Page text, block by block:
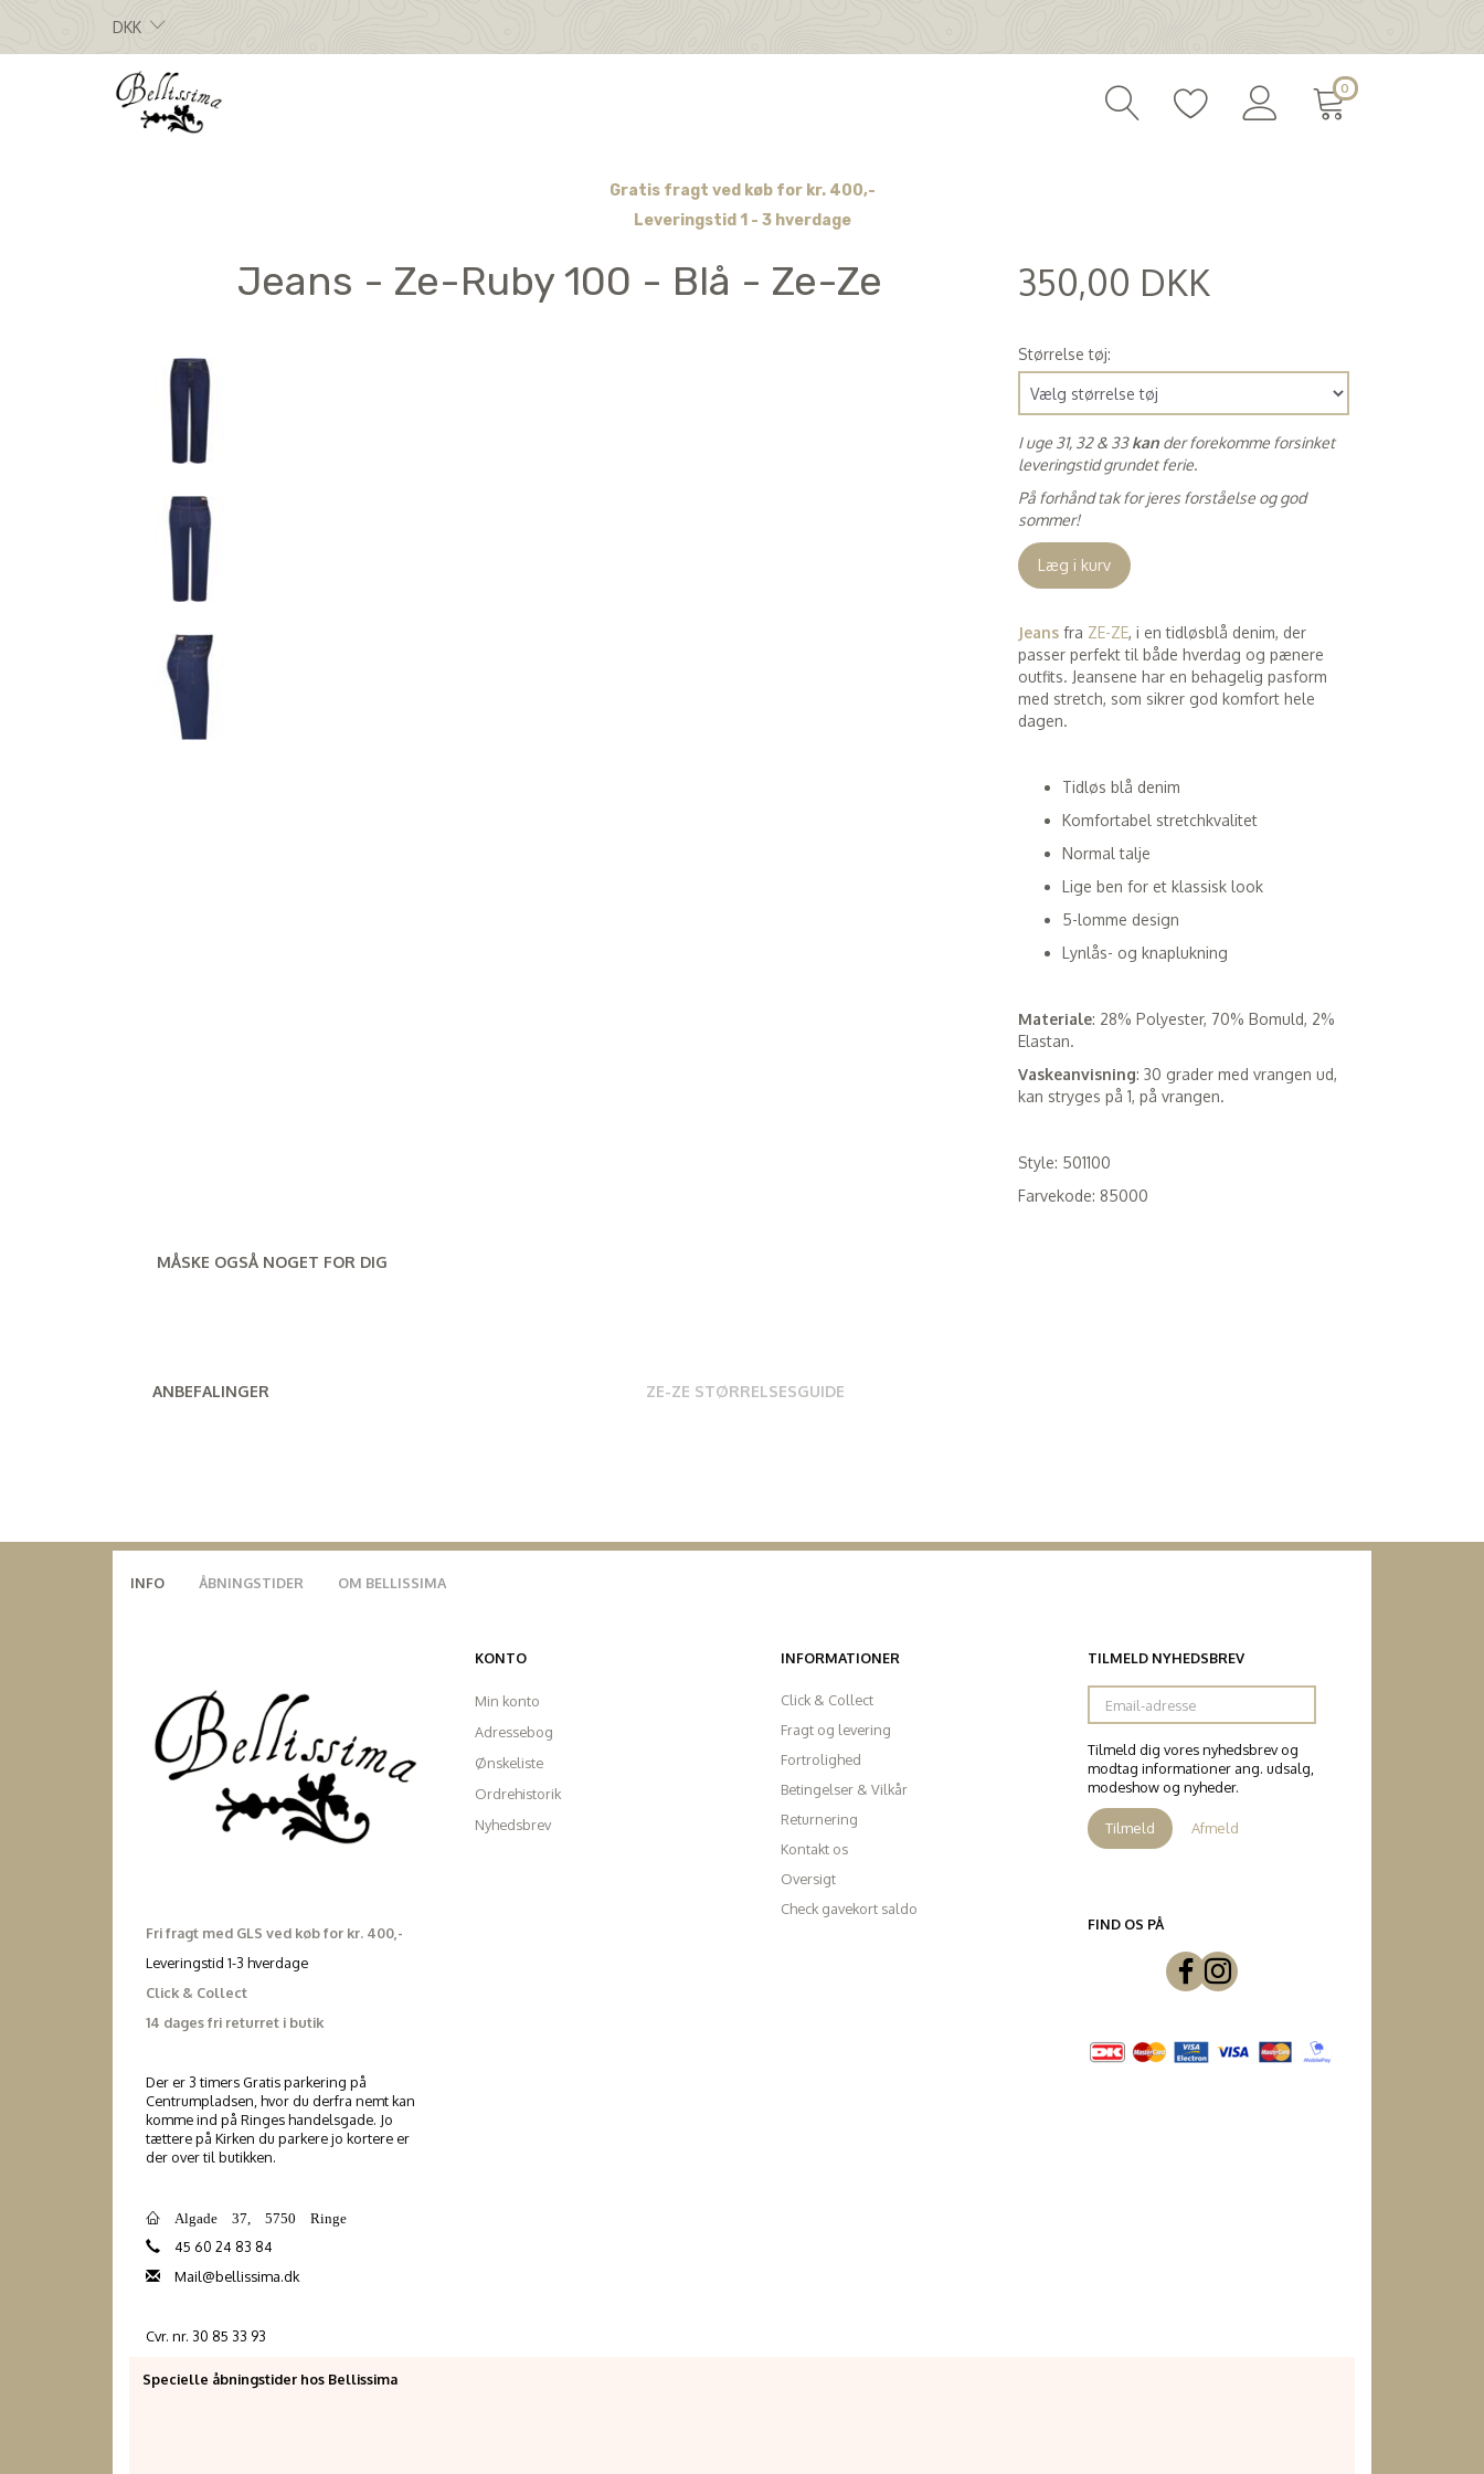
DKK
0
Gratis fragt ved køb for kr. 400,-
Leveringstid 1 - 3 hverdage
Jeans - Ze-Ruby 100 - Blå - Ze-Ze 350,00 DKK
Størrelse tøj:
I uge 31, 32 & 33kan der forekomme forsinket
leveringstid grundet ferie.
På forhånd tak for jeres forståelse og god
sommer!
Læg i kurv
Jeans fra ZE-ZE,i en tidløsblå denim, der
passer perfekt til både hverdag og pænere
outfits. Jeansene har en behagelig pasform
med stretch, som sikrer god komfort hele
dagen.
Tidløs blå denim
Komfortabel stretchkvalitet
Normal talje
Lige ben for et klassisk look
5-lomme design
Lynlås- og knaplukning
Materiale: 28% Polyester, 70% Bomuld, 2%
Elastan.
Vaskeanvisning: 30 grader med vrangen ud,
kan stryges på 1, på vrangen.
Style: 501100
Farvekode: 85000
MÅSKE OGSÅ NOGET FOR DIG
ANBEFALINGER ZE-ZE STØRRELSESGUIDE
INFO ÅBNINGSTIDER OM BELLISSIMA
Fri fragt med GLS ved køb for kr. 400,-
Leveringstid 1-3 hverdage
Click & Collect
14 dages fri returret i butik
Der er 3 timers Gratis parkering på
Centrumpladsen, hvor du derfra nemt kan
komme ind på Ringes handelsgade. Jo
tættere på Kirken du parkere jo kortere er
der over til butikken.
Algade 37, 5750 Ringe
45 60 24 83 84
Mail@bellissima.dk
Cvr. nr. 30 85 33 93
KONTO
Min konto
Adressebog
Ønskeliste
Ordrehistorik
Nyhedsbrev
INFORMATIONER
Click & Collect
Fragt og levering
Fortrolighed
Betingelser & Vilkår
Returnering
Kontakt os
Oversigt
Check gavekort saldo
TILMELD NYHEDSBREV
Email-
adresse
Tilmeld dig vores nyhedsbrev og
modtag informationer ang. udsalg,
modeshow og nyheder.
Tilmeld Afmeld
FIND OS PÅ
Specielle åbningstider hos Bellissima